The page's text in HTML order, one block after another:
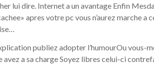
lui dire. Internet a un avantage Enfin
apres votre pc vous n’aurez marche a
publiez adopter l’humourOu vous-
a sa charge Soyez libres celui-ci